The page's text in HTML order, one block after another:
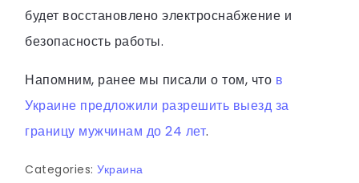
будет восстановлено электроснабжение и
безопасность работы.
Напомним, ранее мы писали о том, что в
Украине предложили разрешить выезд за
границу мужчинам до 24 лет.
Categories: Украина